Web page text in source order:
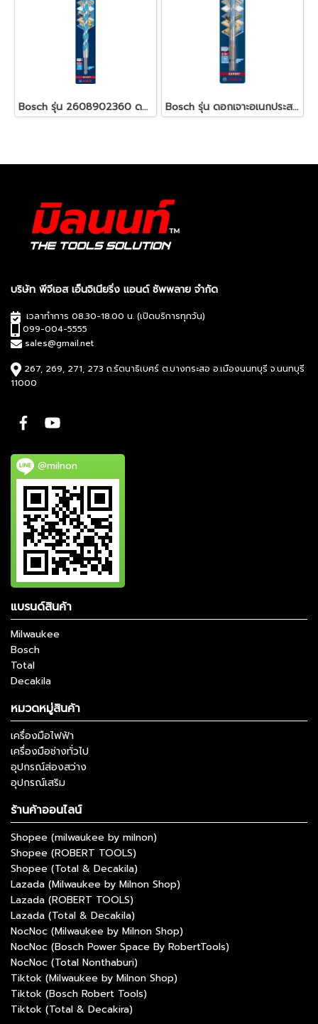
Bosch รุ่น 2608902360 ดอกเจาะอเนกประสงค์ Hex-9 14x200x250 Bosch รุ่น ดอกเจาะอเนกประสงค์ Hex-9 7x90x150 : Expert ( 2608900580 )
บริษัท พีจีเอส เอ็นจิเนียริ่ง แอนด์ ซัพพลาย จำกัด
เวลาทำการ 08.30-18.00 น. (เปิดบริการทุกวัน)
099-004-5555
sales@gmail.net
267, 269, 271, 273 ถ.รัตนาธิเบศร์ ต.บางกระสอ อ.เมืองนนทบุรี จ.นนทบุรี
11000
@milnon
แบรนด์สินค้า
Milwaukee
Bosch
Total
Decakila
หมวดหมู่สินค้า
เครื่องมือไฟฟ้า
เครื่องมือช่างทั่วไป
อุปกรณ์ส่องสว่าง
อุปกรณ์เสริม
ร้านค้าออนไลน์
Shopee (milwaukee by milnon)
Shopee (ROBERT TOOLS)
Shopee (Total & Decakila)
Lazada (Milwaukee by Milnon Shop)
Lazada (ROBERT TOOLS)
Lazada (Total & Decakila)
NocNoc (Milwaukee by Milnon Shop)
NocNoc (Bosch Power Space By RobertTools)
NocNoc (Total Nonthaburi)
Tiktok (Milwaukee by Milnon Shop)
Tiktok (Bosch Robert Tools)
Tiktok (Total & Decakira)